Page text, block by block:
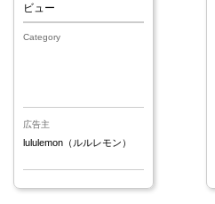
ビュー
Category
広告主
lululemon（ルルレモン）